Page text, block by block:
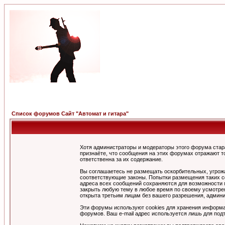
Список форумов Сайт "Автомат и гитара"
Хотя администраторы и модераторы этого форума
признаёте, что сообщения на этих форумах отражают
ответственна за их содержание.
Вы соглашаетесь не размещать оскорбительных,
соответствующие законы. Попытки размещения таких
адреса всех сообщений сохраняются для
закрыть любую тему в любое время по своему
открыта третьим лицам без вашего разрешения,
Эти форумы используют cookies для хранения
форумов. Ваш e-mail адрес используется лишь для